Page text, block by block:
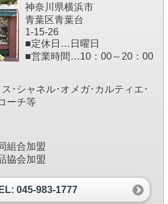
神奈川県横浜市
青葉区青葉台
1-15-26
■定休日…日曜日
■営業時間…10：00～20：00
･シャネル･オメガ･カルティエ･
ーチ等
組合加盟
協会加盟
045-983-1777